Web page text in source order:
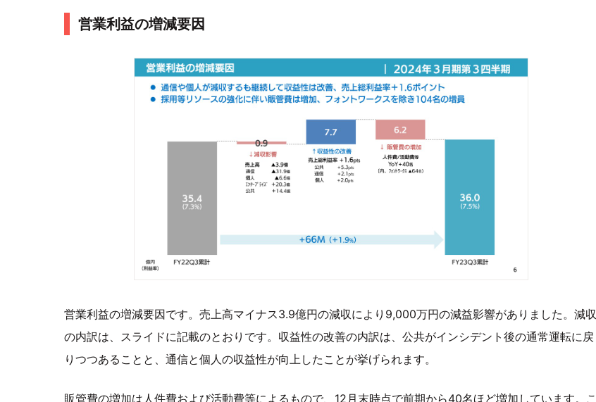
営業利益の増減要因
営業利益の増減要因です。売上高マイナス3.9億円の減収により9,000万円の減益影響がありました。減収
の内訳は、スライドに記載のとおりです。収益性の改善の内訳は、公共がインシデント後の通常運転に戻
りつつあることと、通信と個人の収益性が向上したことが挙げられます。
販管費の増加は人件費および活動費等によるもので、12月末時点で前期から40名ほど増加しています。こ